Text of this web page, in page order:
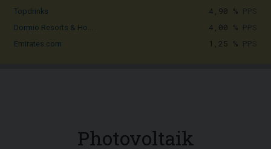
Topdrinks 4,90 %
Dormio Resorts & Ho... 4,00 %
Emirates.com 1,25 %
Photovoltaik